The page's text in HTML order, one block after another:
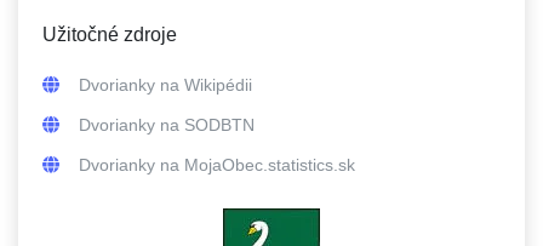
Užitočné zdroje
Dvorianky na Wikipédii
Dvorianky na SODBTN
Dvorianky na MojaObec.statistics.sk